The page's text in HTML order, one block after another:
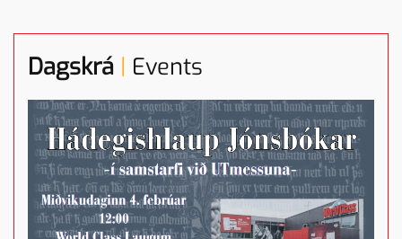
Dagskrá | Events